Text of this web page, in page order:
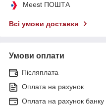
Meest ПОШТА
Всі умови доставки
Умови оплати
Післяплата
Оплата на рахунок
Оплата на рахунок банку